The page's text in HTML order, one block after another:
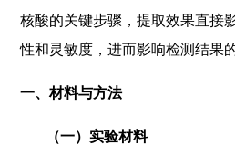
核酸的关键步骤，提取效果直接
性和灵敏度，进而影响检测结果
一、材料与方法
（一）实验材料